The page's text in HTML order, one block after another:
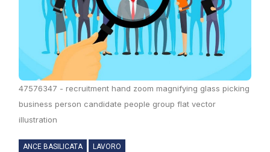
47576347 - recruitment hand zoom magnifying glass picking
business person candidate people group flat vector
illustration
ANCE BASILICATA LAVORO